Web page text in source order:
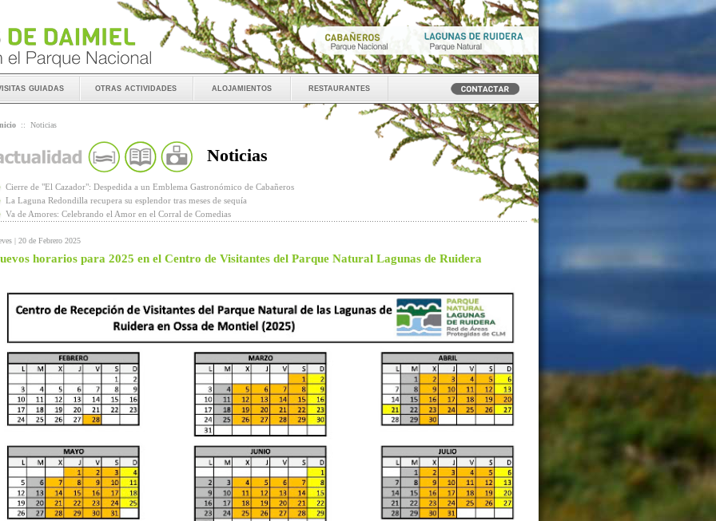
guiadas otras actividades alojamientos restaurantes
:: Noticias
Noticias
Cierre de "El Cazador": Despedida a un Emblema Gastronómico de Cabañeros
La Laguna Redondilla recupera su esplendor tras meses de sequía
Va de Amores: Celebrando el Amor en el Corral de Comedias
| 20 de Febrero 2025
horarios para 2025 en el Centro de Visitantes del Parque Natural Lagunas de Ruidera